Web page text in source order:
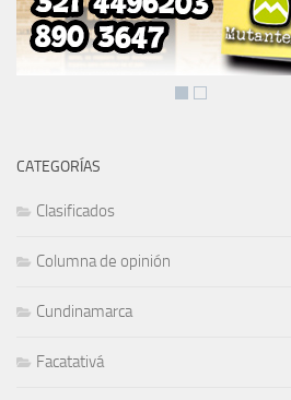
CATEGORÍAS
Clasificados
Columna de opinión
Cundinamarca
Facatativá